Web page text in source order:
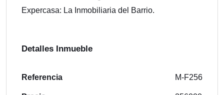
Expercasa: La Inmobiliaria del Barrio.
Detalles Inmueble
Referencia M-F256